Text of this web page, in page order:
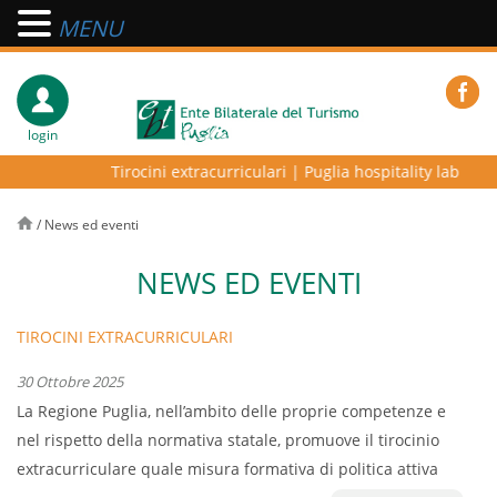
login
Tirocini extracurriculari|Puglia hospitality lab –
/ News ed eventi
NEWS ED EVENTI
TIROCINI EXTRACURRICULARI
30 Ottobre 2025
La Regione Puglia, nell’ambito delle proprie competenze e
nel rispetto della normativa statale, promuove il tirocinio
extracurriculare quale misura formativa di politica attiva
MENU